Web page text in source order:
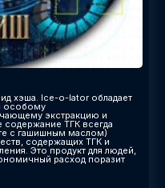
хэша. Ice-o-lator обладает
особому
экстракцию и
ТГК всегда
с гашишным маслом)
содержащих ТГК и
Это продукт для людей,
расход поразит